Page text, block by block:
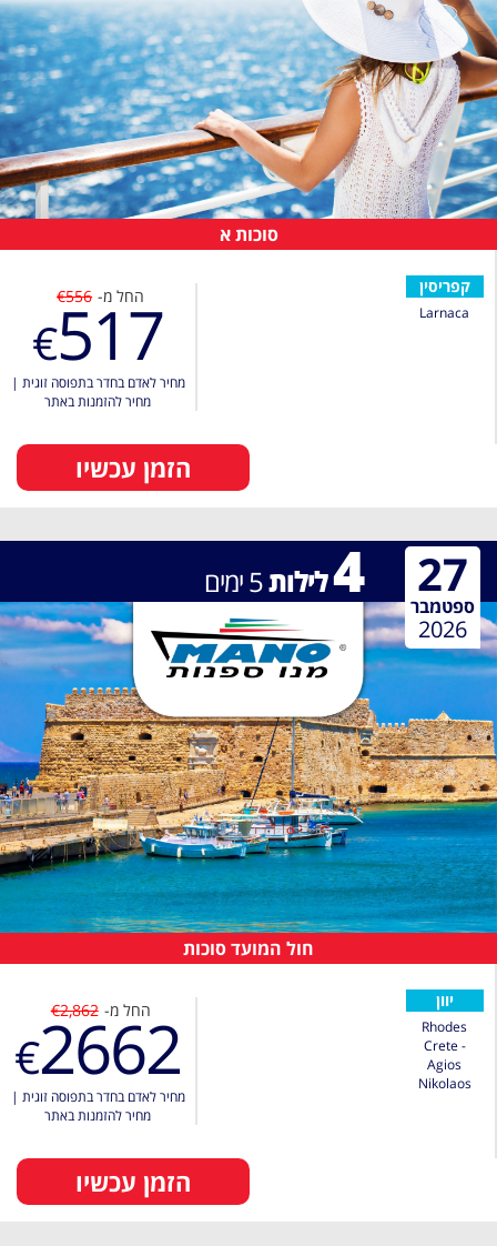
סוכות א
קפריסין
Larnaca
החל מ- €556
€517
מחיר לאדם בחדר בתפוסה זוגית |
מחיר להזמנות באתר
הזמן עכשיו
4לילות5ימים
חול המועד סוכות
27
ספטמבר
2026
יוון
Rhodes
Crete -
Agios
Nikolaos
החל מ- €2,862
€2662
מחיר לאדם בחדר בתפוסה זוגית |
מחיר להזמנות באתר
הזמן עכשיו